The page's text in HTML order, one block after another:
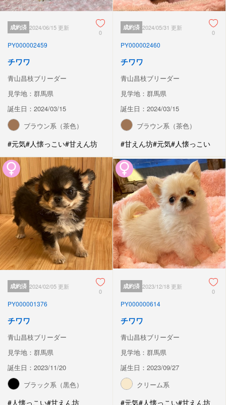
成約済 2024/06/15 更新
0
PY000002459
チワワ
青山昌枝ブリーダー
見学地：群馬県
誕生日：2024/03/15
ブラウン系（茶色）
#元気#人懐っこい#甘えん坊
成約済 2024/05/31 更新
0
PY000002460
チワワ
青山昌枝ブリーダー
見学地：群馬県
誕生日：2024/03/15
ブラウン系（茶色）
#甘えん坊#元気#人懐っこい
成約済 2024/02/05 更新
0
PY000001376
チワワ
青山昌枝ブリーダー
見学地：群馬県
誕生日：2023/11/20
ブラック系（黒色）
#人懐っこい#甘えん坊
成約済 2023/12/18 更新
0
PY000000614
チワワ
青山昌枝ブリーダー
見学地：群馬県
誕生日：2023/09/27
クリーム系
#元気#人懐っこい#甘えん坊